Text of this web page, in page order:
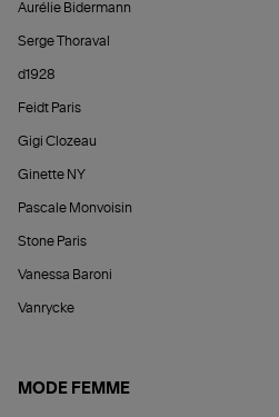
Aurélie Bidermann
Serge Thoraval
d1928
Feidt Paris
Gigi Clozeau
Ginette NY
Pascale Monvoisin
Stone Paris
Vanessa Baroni
Vanrycke
MODE FEMME